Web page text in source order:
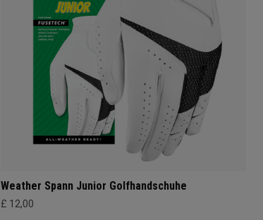
Weather Spann Junior Golfhandschuhe
£ 12,00